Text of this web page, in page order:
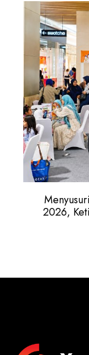
2026,